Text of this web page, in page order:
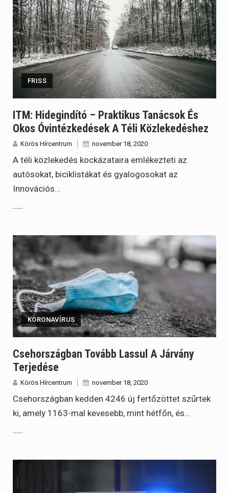
FRISS
ITM: Hidegindító – Praktikus Tanácsok És
Okos Óvintézkedések A Téli Közlekedéshez
Körös Hírcentrum november 18, 2020
A téli közlekedés kockázataira emlékezteti az
autósokat, biciklistákat és gyalogosokat az
Innovációs…
KORONAVÍRUS
Csehországban Tovább Lassul A Járvány
Terjedése
Körös Hírcentrum november 18, 2020
Csehországban kedden 4246 új fertőzöttet szűrtek
ki, amely 1163-mal kevesebb, mint hétfőn, és…